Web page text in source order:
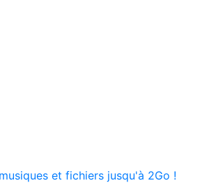
et fichiers jusqu'à 2Go !